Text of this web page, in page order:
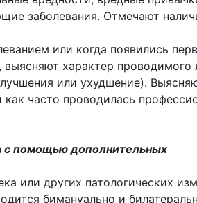
заболевания. Отмечают
или когда появились
характер проводимого
или ухудшение).
часто проводилась
с помощью дополнительных
или других патологических
бимануально и